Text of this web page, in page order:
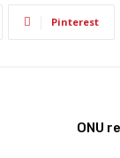
Pinterest
ONU